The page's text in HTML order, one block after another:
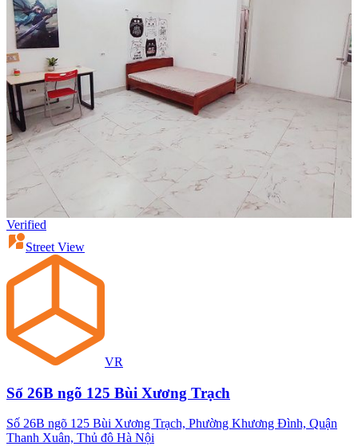
Verified
Street View
VR
Số 26B ngõ 125 Bùi Xương Trạch
Số 26B ngõ 125 Bùi Xương Trạch, Phường Khương Đình, Quận
Thanh Xuân, Thủ đô Hà Nội